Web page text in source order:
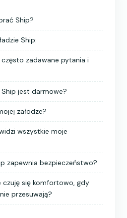
Ship?
Ship:
zadawane pytania i
jest darmowe?
załodze?
wszystkie moje
zapewnia bezpieczeństwo?
czuję się komfortowo, gdy
przesuwają?